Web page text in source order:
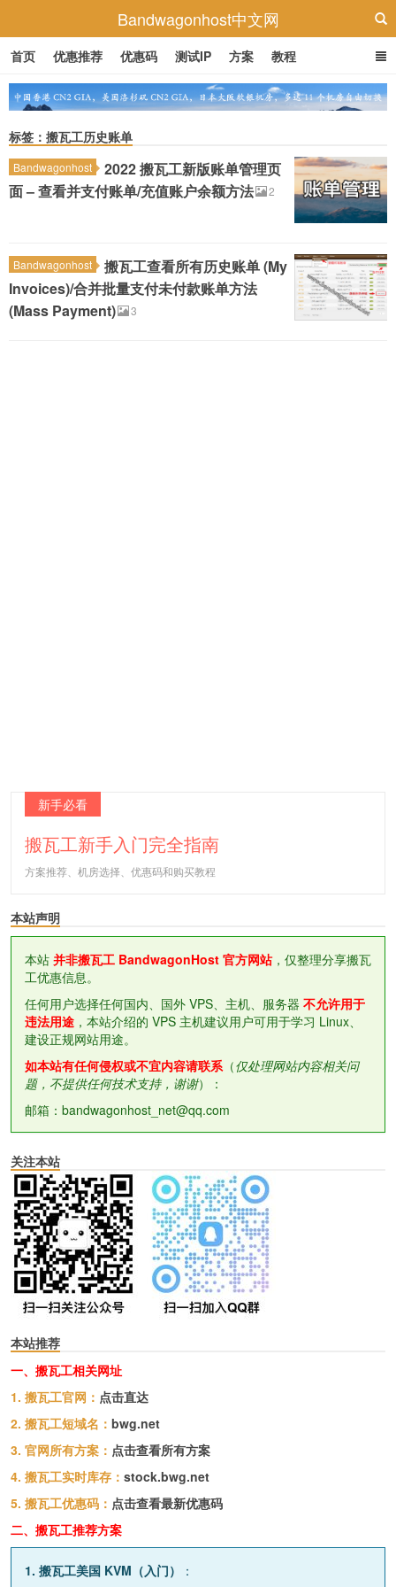
Bandwagonhost中文网
首页 优惠推荐 优惠码 测试IP 方案 教程
标签：搬瓦工历史账单
Bandwagonhost
2022 搬瓦工新版账单管理页
面 – 查看并支付账单/充值账户余额方法
2
Bandwagonhost
搬瓦工查看所有历史账单 (My
Invoices)/合并批量支付未付款账单方法
(Mass Payment)
3
新手必看
搬瓦工新手入门完全指南
方案推荐、机房选择、优惠码和购买教程
本站声明
本站 并非搬瓦工 BandwagonHost 官方网站，仅整理分享搬瓦
工优惠信息。
任何用户选择任何国内、国外 VPS、主机、服务器 不允许用于
违法用途 ，本站介绍的 VPS 主机建议用户可用于学习 Linux、
建设正规网站用途。
如本站有任何侵权或不宜内容请联系（仅处理网站内容相关问
题，不提供任何技术支持，谢谢）：
邮箱：bandwagonhost_net@qq.com
关注本站
本站推荐
一、搬瓦工相关网址
1. 搬瓦工官网： 点击直达
2. 搬瓦工短域名： bwg.net
3. 官网所有方案： 点击查看所有方案
4. 搬瓦工实时库存： stock.bwg.net
5. 搬瓦工优惠码： 点击查看最新优惠码
二、搬瓦工推荐方案
1. 搬瓦工美国 KVM（入门） ：